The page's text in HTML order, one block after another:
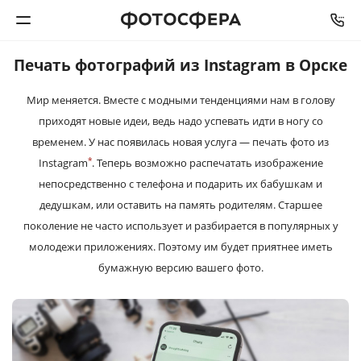
Фотокниги
Календари
Интерьерная печать
Фотоподарки
Багетная мастерская
Полиграфия
Печать фотографий из Instagram в Орске
Мир меняется. Вместе с модными тенденциями нам в голову
приходят новые идеи, ведь надо успевать идти в ногу со
временем. У нас появилась новая услуга — печать фото из
Instagram*. Теперь возможно распечатать изображение
непосредственно с телефона и подарить их бабушкам и
дедушкам, или оставить на память родителям. Старшее
поколение не часто использует и разбирается в популярных у
молодежи приложениях. Поэтому им будет приятнее иметь
бумажную версию вашего фото.